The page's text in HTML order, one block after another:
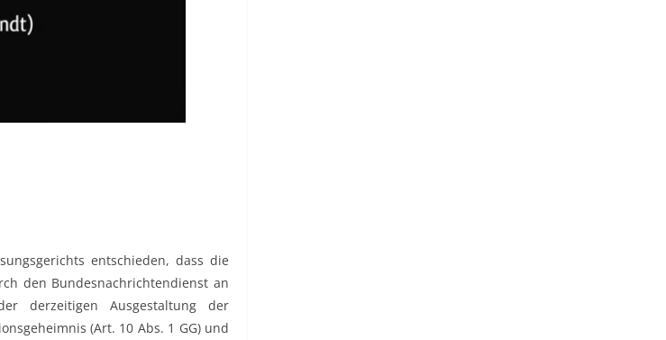
entschieden, dass die
den Bundesnachrichtendienst an
derzeitigen Ausgestaltung der
(Art. 10 Abs. 1 GG) und